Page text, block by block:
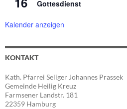
Gottesdienst
Kalender anzeigen
KONTAKT
Kath. Pfarrei Seliger Johannes Prassek
Gemeinde Heilig Kreuz
Farmsener Landstr. 181
22359 Hamburg